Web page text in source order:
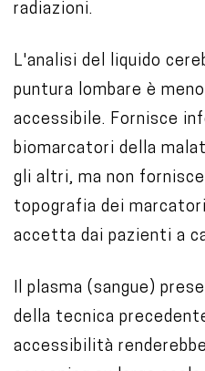
radiazioni.
L'analisi del liquido
puntura lombare è
accessibile. Fornisce
biomarcatori della
gli altri, ma non
topografia dei
accetta dai pazienti a
Il plasma (sangue)
della tecnica
accessibilità